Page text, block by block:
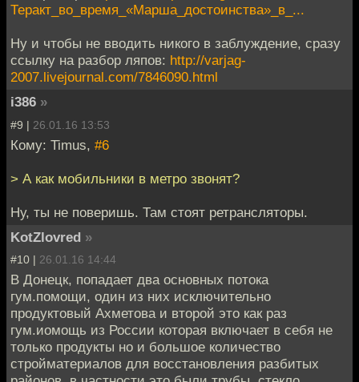
Теракт_во_время_«Марша_достоинства»_в_...
Ну и чтобы не вводить никого в заблуждение, сразу
ссылку на разбор ляпов: http://varjag-
2007.livejournal.com/7846090.html
i386 »
#9 | 26.01.16 13:53
Кому: Timus, #6
> А как мобильники в метро звонят?
Ну, ты не поверишь. Там стоят ретрансляторы.
KotZlovred »
#10 | 26.01.16 14:44
В Донецк, попадает два основных потока
гум.помощи, один из них исключительно
продуктовый Ахметова и второй это как раз
гум.иомощь из России которая включает в себя не
только продукты но и большое количество
стройматериалов для восстановления разбитых